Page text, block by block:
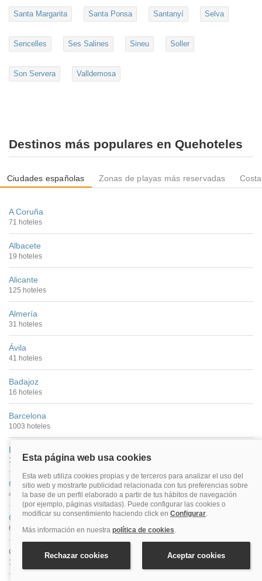
Santa Margarita Santa Ponsa Santanyí Selva
Sencelles Ses Salines Sineu Soller
Son Servera Valldemosa
Destinos más populares en Quehoteles
Ciudades españolas Zonas de playas más reservadas
A Coruña
71 hoteles
Albacete
19 hoteles
Alicante
125 hoteles
Almería
31 hoteles
Ávila
41 hoteles
Badajoz
16 hoteles
Barcelona
1003 hoteles
Bilbao
115 hoteles
Cáceres
40 hoteles
Cádiz
68 hoteles
Castellón De La Plana
16 hoteles